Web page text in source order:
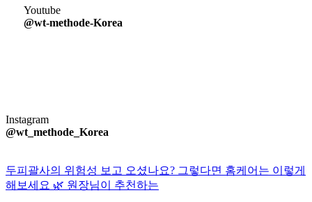
Youtube
@wt-methode-Korea
Instagram
@wt_methode_Korea
두피괄사의 위험성 보고 오셨나요? 그렇다면 홈케어는 이렇게
해보세요 🌿 원장님이 추천하는